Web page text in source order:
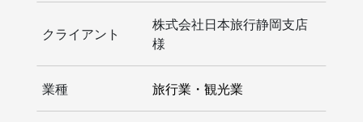
クライアント
株式会社日本旅行静岡支店
様
業種 旅行業・観光業